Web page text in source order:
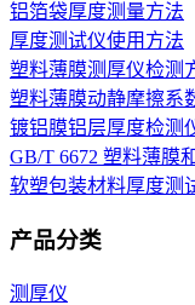
铝箔袋厚度测量方法
厚度测试仪使用方法
塑料薄膜测厚仪检测
塑料薄膜动静摩擦系
镀铝膜铝层厚度检测
GB/T 6672 塑料薄膜
软塑包装材料厚度测
产品分类
测厚仪